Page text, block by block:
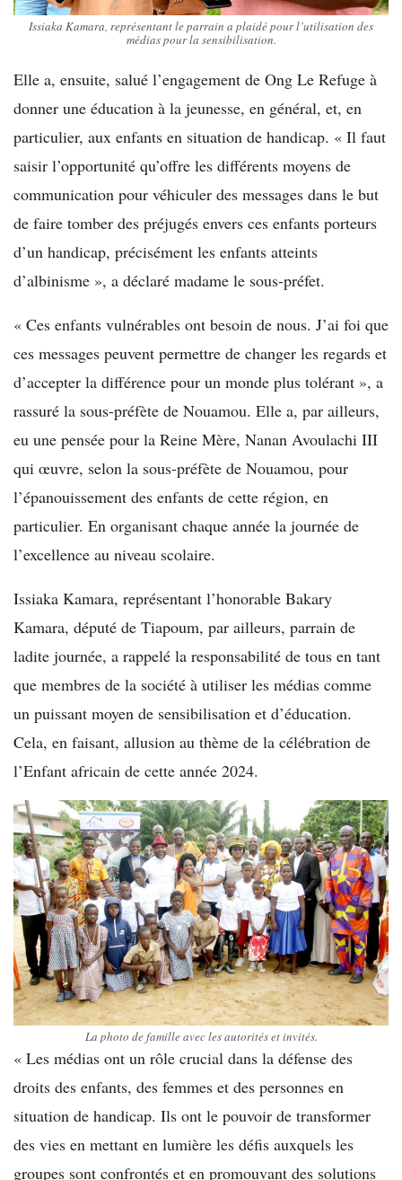
Issiaka Kamara, représentant le parrain a plaidé pour l’utilisation des
médias pour la sensibilisation.
Elle a, ensuite, salué l’engagement de Ong Le Refuge à
donner une éducation à la jeunesse, en général, et, en
particulier, aux enfants en situation de handicap. « Il faut
saisir l’opportunité qu’offre les différents moyens de
communication pour véhiculer des messages dans le but
de faire tomber des préjugés envers ces enfants porteurs
d’un handicap, précisément les enfants atteints
d’albinisme », a déclaré madame le sous-préfet.
« Ces enfants vulnérables ont besoin de nous. J’ai foi que
ces messages peuvent permettre de changer les regards et
d’accepter la différence pour un monde plus tolérant », a
rassuré la sous-préfète de Nouamou. Elle a, par ailleurs,
eu une pensée pour la Reine Mère, Nanan Avoulachi III
qui œuvre, selon la sous-préfète de Nouamou, pour
l’épanouissement des enfants de cette région, en
particulier. En organisant chaque année la journée de
l’excellence au niveau scolaire.
Issiaka Kamara, représentant l’honorable Bakary
Kamara, député de Tiapoum, par ailleurs, parrain de
ladite journée, a rappelé la responsabilité de tous en tant
que membres de la société à utiliser les médias comme
un puissant moyen de sensibilisation et d’éducation.
Cela, en faisant, allusion au thème de la célébration de
l’Enfant africain de cette année 2024.
La photo de famille avec les autorités et invités.
« Les médias ont un rôle crucial dans la défense des
droits des enfants, des femmes et des personnes en
situation de handicap. Ils ont le pouvoir de transformer
des vies en mettant en lumière les défis auxquels les
groupes sont confrontés et en promouvant des solutions